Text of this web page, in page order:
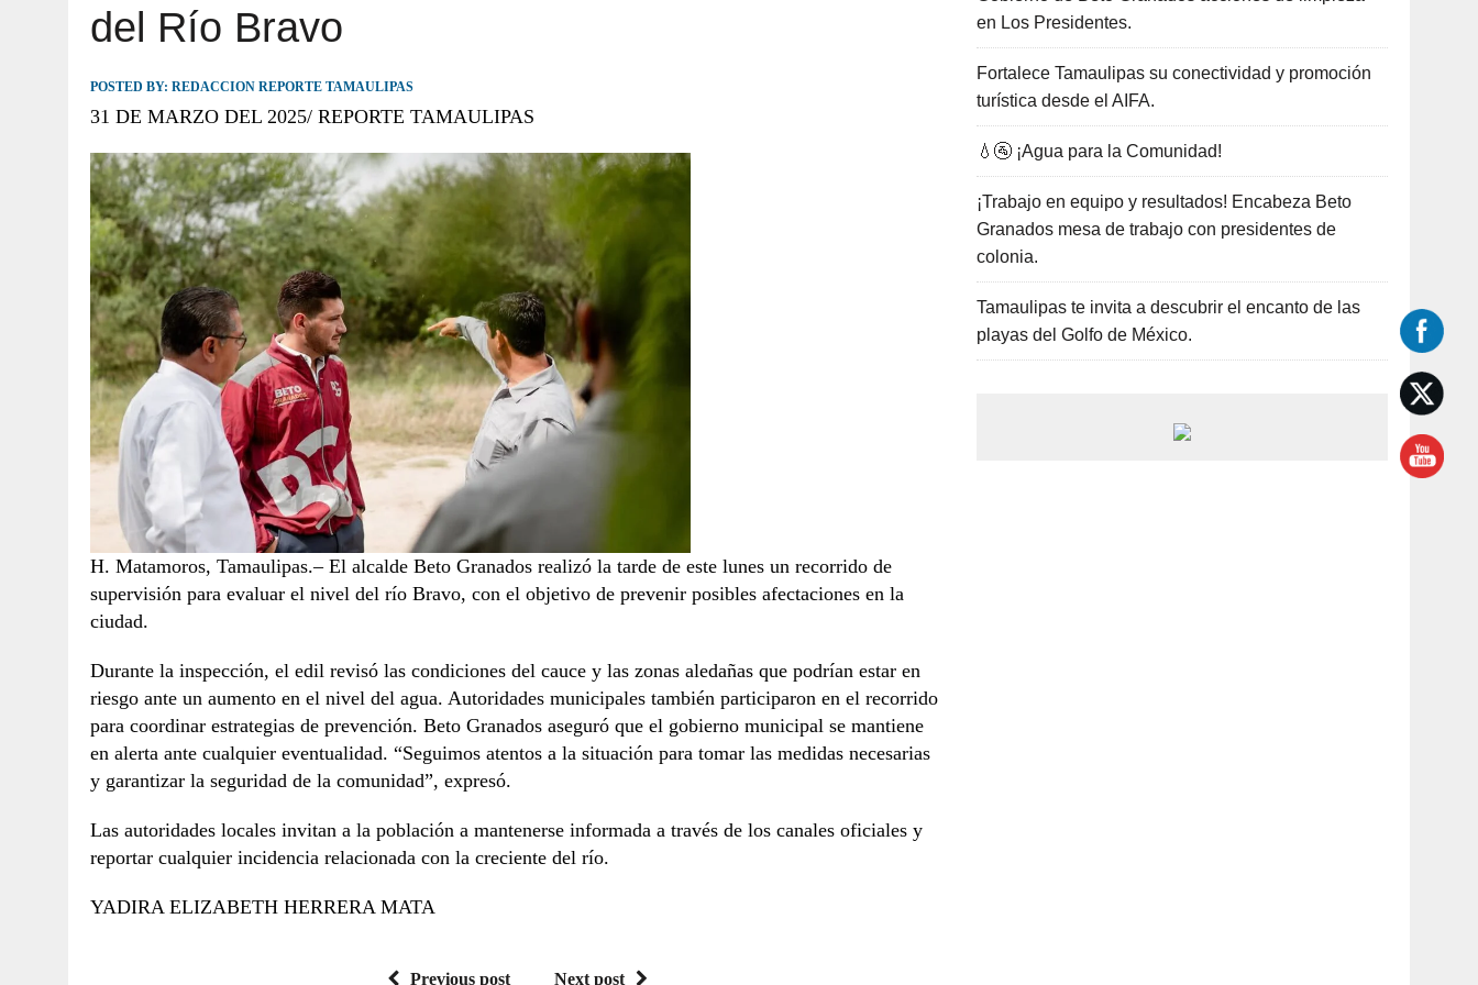
JULIO 30, 2026 TAMAULIPAS TE INVITA A DESCUBRIR EL ENCANTO DE LAS PLAYAS DEL GOLFO DE MÉXICO.
del Río Bravo
POSTED BY: REDACCION REPORTE TAMAULIPAS
31 DE MARZO DEL 2025/ REPORTE TAMAULIPAS
H. Matamoros, Tamaulipas.– El alcalde Beto Granados realizó la tarde de este lunes un recorrido de
supervisión para evaluar el nivel del río Bravo, con el objetivo de prevenir posibles afectaciones en la
ciudad.
Durante la inspección, el edil revisó las condiciones del cauce y las zonas aledañas que podrían estar en
riesgo ante un aumento en el nivel del agua. Autoridades municipales también participaron en el recorrido
para coordinar estrategias de prevención. Beto Granados aseguró que el gobierno municipal se mantiene
en alerta ante cualquier eventualidad. “Seguimos atentos a la situación para tomar las medidas necesarias
y garantizar la seguridad de la comunidad”, expresó.
Las autoridades locales invitan a la población a mantenerse informada a través de los canales oficiales y
reportar cualquier incidencia relacionada con la creciente del río.
YADIRA ELIZABETH HERRERA MATA
Previous post Next post
en Los Presidentes.
Fortalece Tamaulipas su conectividad y promoción
turística desde el AIFA.
💧🚰 ¡Agua para la Comunidad!
¡Trabajo en equipo y resultados! Encabeza Beto
Granados mesa de trabajo con presidentes de
colonia.
Tamaulipas te invita a descubrir el encanto de las
playas del Golfo de México.